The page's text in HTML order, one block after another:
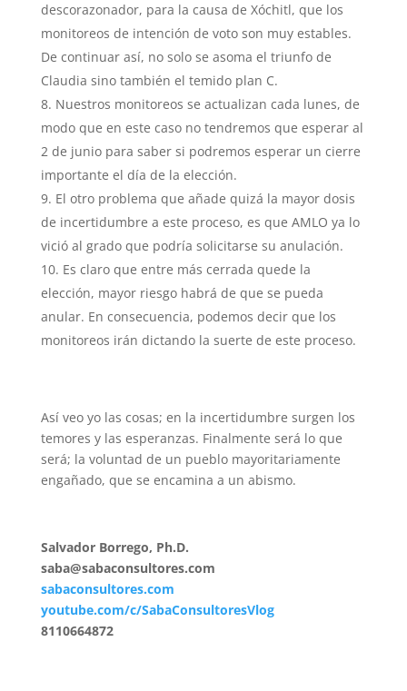
descorazonador, para la causa de Xóchitl, que los
monitoreos de intención de voto son muy estables.
De continuar así, no solo se asoma el triunfo de
Claudia sino también el temido plan C.
Nuestros monitoreos se actualizan cada lunes, de
modo que en este caso no tendremos que esperar al
2 de junio para saber si podremos esperar un cierre
importante el día de la elección.
El otro problema que añade quizá la mayor dosis
de incertidumbre a este proceso, es que AMLO ya lo
vició al grado que podría solicitarse su anulación.
Es claro que entre más cerrada quede la
elección, mayor riesgo habrá de que se pueda
anular. En consecuencia, podemos decir que los
monitoreos irán dictando la suerte de este proceso.
Así veo yo las cosas; en la incertidumbre surgen los
temores y las esperanzas. Finalmente será lo que
será; la voluntad de un pueblo mayoritariamente
engañado, que se encamina a un abismo.
Salvador Borrego, Ph.D.
saba@sabaconsultores.com
sabaconsultores.com
youtube.com/c/SabaConsultoresVlog
8110664872